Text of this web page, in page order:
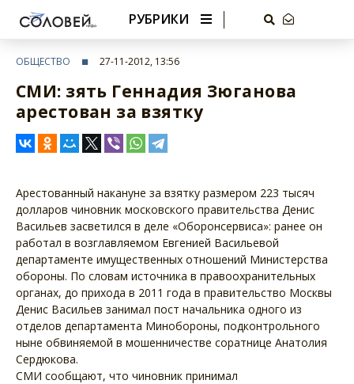
РУБРИКИ
ОБЩЕСТВО 27-11-2012, 13:56
СМИ: зять Геннадия Зюганова
арестован за взятку
Арестованный накануне за взятку размером 223 тысяч
долларов чиновник московского правительства Денис
Васильев засветился в деле «Оборонсервиса»: ранее он
работал в возглавляемом Евгенией Васильевой
департаменте имущественных отношений Министерства
обороны. По словам источника в правоохранительных
органах, до прихода в 2011 года в правительство Москвы
Денис Васильев занимал пост начальника одного из
отделов департамента Минобороны, подконтрольного
ныне обвиняемой в мошенничестве соратнице Анатолия
Сердюкова.
СМИ сообщают, что чиновник принимал